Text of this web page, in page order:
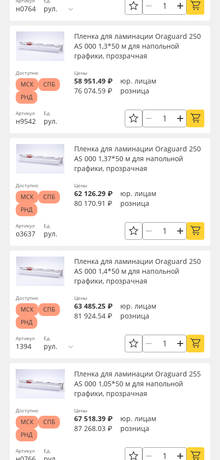
н0764 рул.
Артикул
н9542
Пленка для ламинации Oraguard 250
АS 000 1,3*50 м для напольной
графики, прозрачная
Ед.
рул.
Цены
58 951.49 ₽
юр. лицам
76 074.59 ₽
розница
Доступно
МСК
СПБ
РНД
Артикул
о3637
Пленка для ламинации Oraguard 250
АS 000 1,37*50 м для напольной
графики, прозрачная
Ед.
рул.
Цены
62 126.29 ₽
юр. лицам
80 170.91 ₽
розница
Доступно
МСК
СПБ
РНД
Артикул
1394
Пленка для ламинации Oraguard 250
АS 000 1,4*50 м для напольной
графики, прозрачная
Ед.
рул.
Цены
63 485.25 ₽
юр. лицам
81 924.54 ₽
розница
Доступно
МСК
СПБ
РНД
Артикул
Пленка для ламинации Oraguard 255
AS 000 1,05*50 м для напольной
графики, прозрачная
Ед.
Цены
67 518.39 ₽
юр. лицам
87 268.03 ₽
розница
Доступно
МСК
СПБ
РНД